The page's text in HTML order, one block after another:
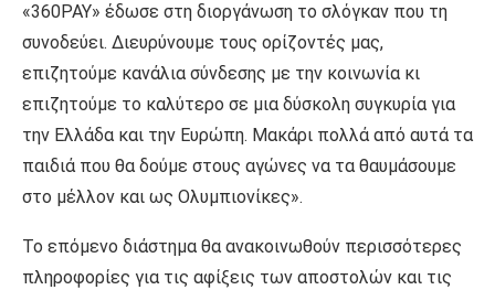
«360PAY» έδωσε στη διοργάνωση το σλόγκαν που τη
συνοδεύει. Διευρύνουμε τους ορίζοντές μας,
επιζητούμε κανάλια σύνδεσης με την κοινωνία κι
επιζητούμε το καλύτερο σε μια δύσκολη συγκυρία για
την Ελλάδα και την Ευρώπη. Μακάρι πολλά από αυτά τα
παιδιά που θα δούμε στους αγώνες να τα θαυμάσουμε
στο μέλλον και ως Ολυμπιονίκες».
Το επόμενο διάστημα θα ανακοινωθούν περισσότερες
πληροφορίες για τις αφίξεις των αποστολών και τις